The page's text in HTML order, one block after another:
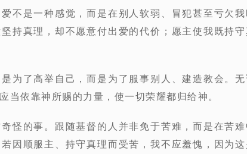
不是一种感觉，而是在别人软弱、冒犯甚至亏欠我
持真理，却不愿意付出爱的代价；愿主使我既持
为了高举自己，而是为了服事别人、建造教会。无
当依靠神所赐的力量，使一切荣耀都归给神。
怪的事。跟随基督的人并非免于苦难，而是在苦
因顺服主、持守真理而受苦，我不应羞愧，因为